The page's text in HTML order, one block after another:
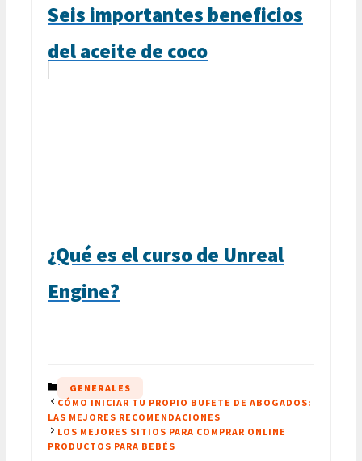
Seis importantes beneficios
del aceite de coco
¿Qué es el curso de Unreal
Engine?
CATEGORÍAS
GENERALES
CÓMO INICIAR TU PROPIO BUFETE DE ABOGADOS:
LAS MEJORES RECOMENDACIONES
LOS MEJORES SITIOS PARA COMPRAR ONLINE
PRODUCTOS PARA BEBÉS